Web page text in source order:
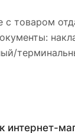
товаром
интернет-